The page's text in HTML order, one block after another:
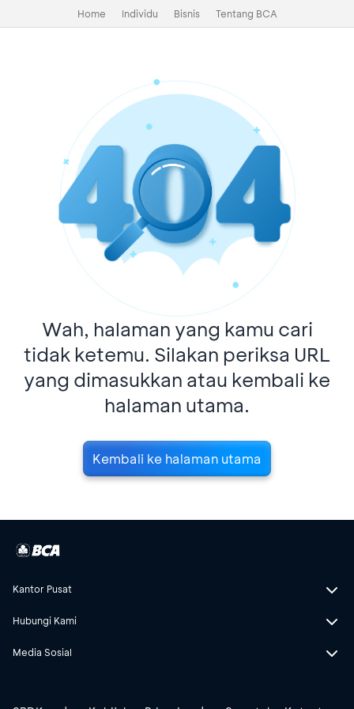
Home Individu Bisnis Tentang BCA
Wah, halaman yang kamu cari
tidak ketemu. Silakan periksa URL
yang dimasukkan atau kembali ke
halaman utama.
Kembali ke halaman utama
Kantor Pusat
Hubungi Kami
Media Sosial